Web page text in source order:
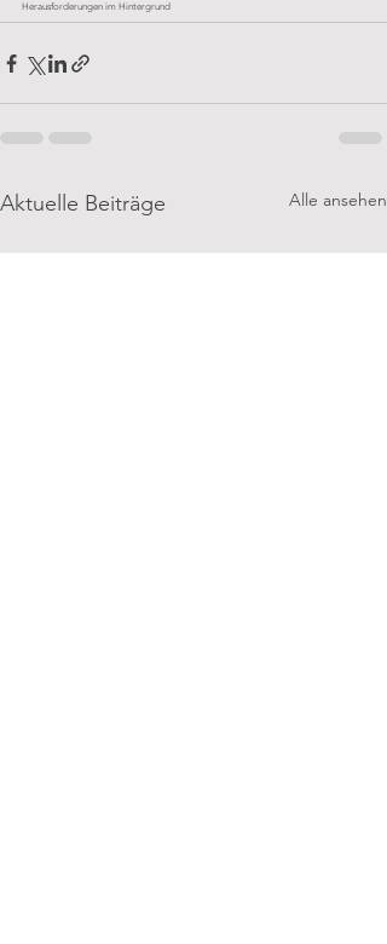
Herausforderungen im Hintergrund
Aktuelle Beiträge Alle ansehen